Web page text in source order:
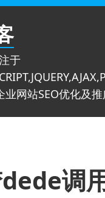
于
网站SEO优化及
调